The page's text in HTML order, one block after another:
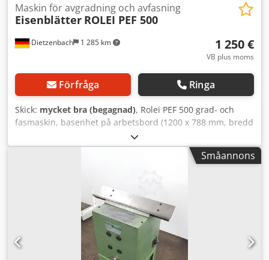
Dietzenbach 1 285 km
Maskin för avgradning och avfasning
Eisenblätter ROLEI PEF 500
1 250 €
VB plus moms
Förfråga Ringa
Skick: mycket bra (begagnad), Rolei PEF 500 grad- och
fasmaskin, basenhet på arbetsbord (1200 x 788 mm, bredd
x djup) tillverkad av aluminiumprofiler med yta i rostfritt
stål. Pris UTAN "arbetsbord": 950 € Cjdpfegkwcksx Am Rsrf
Småannons